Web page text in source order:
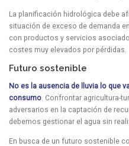
La planificación hidrológica debe
situación de exceso de demanda
con productos y servicios
costes muy elevados por pérdidas.
Futuro sostenible
No es la ausencia de lluvia lo que
consumo . Confrontar agricultura-
adversarios en la captación de
debemos gestionar el agua sin
En busca de un futuro sostenible